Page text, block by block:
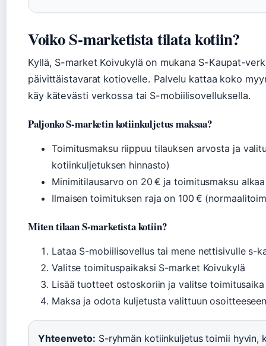
Voiko S-marketista tilata kotiin?
Kyllä, S-market Koivukylä on mukana S-Kaupat-
päivittäistavarat kotiovelle. Palvelu kattaa koko
käy kätevästi verkossa tai S-mobiilisovelluksella.
Paljonko S-marketin kotiinkuljetus maksaa?
Toimitusmaksu riippuu tilauksen arvosta ja
kotiinkuljetuksen hinnasto)
Minimitilausarvo on 20 € ja toimitusmaksu
Ilmaisen toimituksen raja on 100 €
Miten tilaan S-marketista kotiin?
Lataa S-mobiilisovellus tai mene nettisivulle s-
Valitse toimituspaikaksi S-market Koivukylä
Lisää tuotteet ostoskoriin ja valitse toimitusaika
Maksa ja odota kuljetusta valittuun
Yhteenveto: S-ryhmän kotiinkuljetus toimii hyvin,